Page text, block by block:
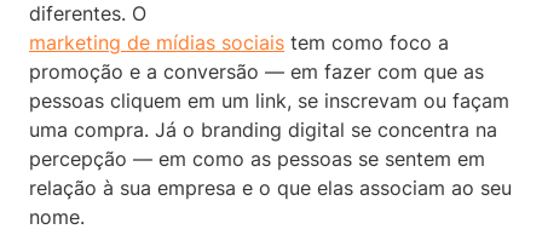
diferentes. O
marketing de mídias sociais tem como foco a
promoção e a conversão — em fazer com que as
pessoas cliquem em um link, se inscrevam ou façam
uma compra. Já o branding digital se concentra na
percepção — em como as pessoas se sentem em
relação à sua empresa e o que elas associam ao seu
nome.